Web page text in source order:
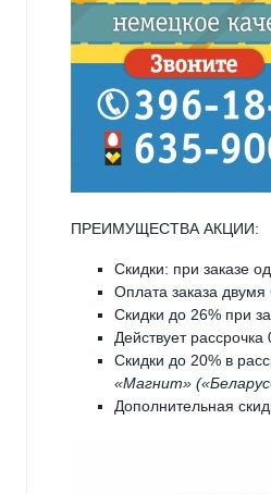
ПРЕИМУЩЕСТВА АКЦИИ:
Скидки: при заказе
Оплата заказа
Скидки до 26% при
Действует
Скидки до 20% в
«Магнит»
Дополнительная